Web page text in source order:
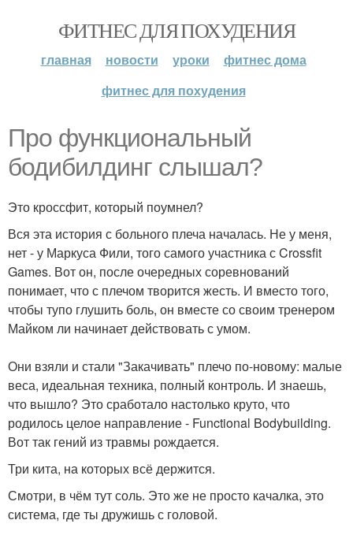
ФИТНЕС ДЛЯ ПОХУДЕНИЯ
главная новости уроки
фитнес дома
фитнес для похудения
Про функциональный
бодибилдинг слышал?
Это кроссфит, который поумнел?
Вся эта история с больного плеча началась. Не у меня,
нет - у Маркуса Фили, того самого участника с Crossfit
Games. Вот он, после очередных соревнований
понимает, что с плечом творится жесть. И вместо того,
чтобы тупо глушить боль, он вместе со своим тренером
Майком ли начинает действовать с умом.
Они взяли и стали "Закачивать" плечо по-новому: малые
веса, идеальная техника, полный контроль. И знаешь,
что вышло? Это сработало настолько круто, что
родилось целое направление - Functional Bodybuilding.
Вот так гений из травмы рождается.
Три кита, на которых всё держится.
Смотри, в чём тут соль. Это же не просто качалка, это
система, где ты дружишь с головой.